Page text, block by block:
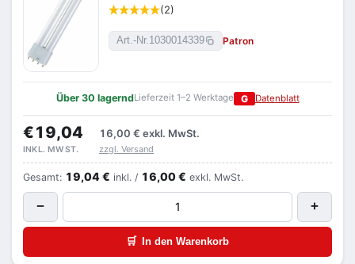
(2)
Art.-Nr.1030014339 Patron
Über 30 lagerndLieferzeit 1–2 Werktage G Datenblatt
€19,04 16,00 € exkl. MwSt.
INKL. MWST. zzgl. Versand
Gesamt: 19,04 € inkl. / 16,00 € exkl. MwSt.
− +
🛒 In den Warenkorb